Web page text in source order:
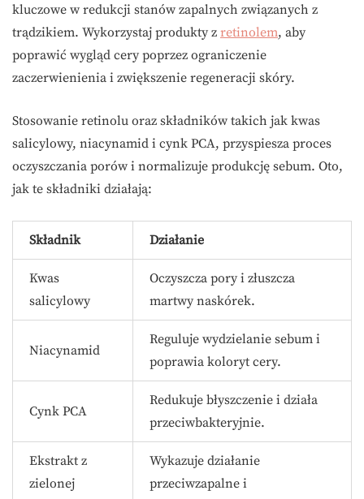
kluczowe w redukcji stanów zapalnych związanych z
trądzikiem. Wykorzystaj produkty z retinolem, aby
poprawić wygląd cery poprzez ograniczenie
zaczerwienienia i zwiększenie regeneracji skóry.
Stosowanie retinolu oraz składników takich jak kwas
salicylowy, niacynamid i cynk PCA, przyspiesza proces
oczyszczania porów i normalizuje produkcję sebum. Oto,
jak te składniki działają:
Składnik Działanie
Kwas
salicylowy
Oczyszcza pory i złuszcza
martwy naskórek.
Niacynamid
Reguluje wydzielanie sebum i
poprawia koloryt cery.
Cynk PCA
Redukuje błyszczenie i działa
przeciwbakteryjnie.
Ekstrakt z
zielonej
Wykazuje działanie
przeciwzapalne i